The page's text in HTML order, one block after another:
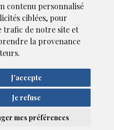
contenu personnalisé
ciblées, pour
trafic de notre site et
la provenance
J'accepte
Je refuse
mes préférences
associés
réseaux sociaux
légales
du site
parASB DIGITAL